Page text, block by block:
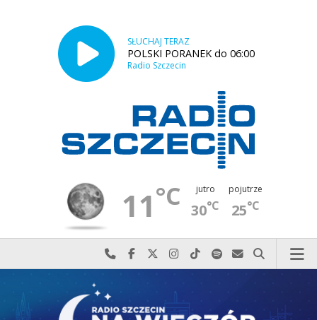
SŁUCHAJ TERAZ
POLSKI PORANEK do 06:00
Radio Szczecin
11°C jutro
30°C
pojutrze
25°C
Najlepiej po prostu do nas zadzwoń
Odwiedź nas na Facebook-u
Odwiedź nas na X
Odwiedź nas na Instagram-ie
Odwiedź nas na TikTok-u
Szukaj nas na Spotify
Wyślij do nas
Szukaj